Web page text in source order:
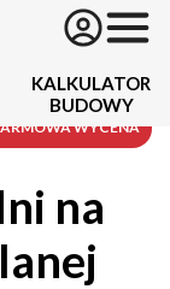
KALKULATOR
BUDOWY
na
WYCENA